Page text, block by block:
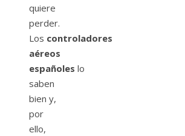
quiere
perder.
Los controladores
aéreos
españoles lo
saben
bien y,
por
ello,